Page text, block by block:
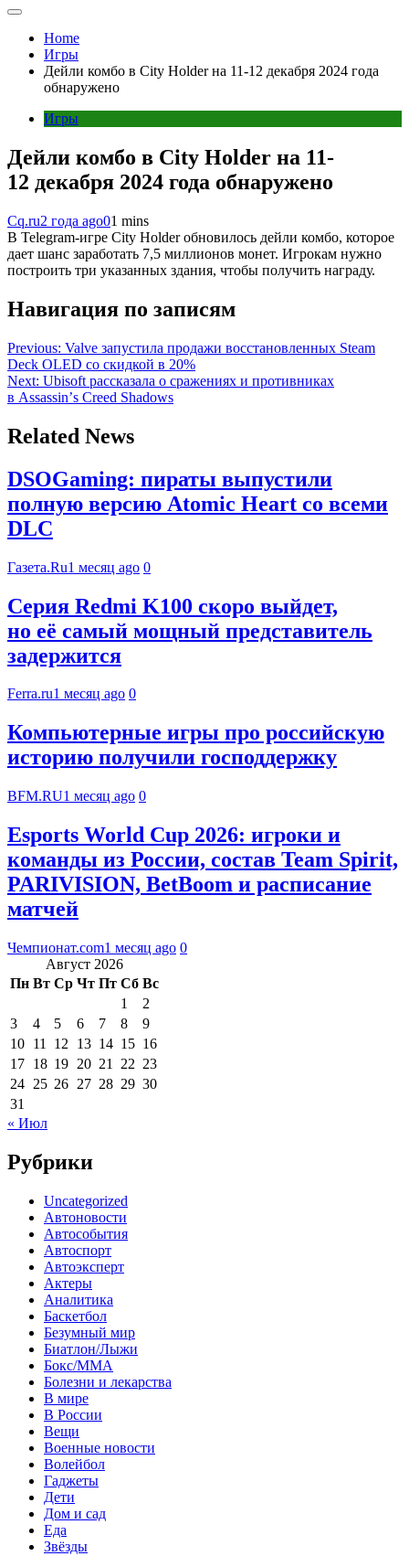
Home
Игры
Дейли комбо в City Holder на 11-12 декабря 2024 года
обнаружено
Игры
Дейли комбо в City Holder на 11-
12 декабря 2024 года обнаружено
Cq.ru2 года ago01 mins
В Telegram-игре City Holder обновилось дейли комбо, которое
дает шанс заработать 7,5 миллионов монет. Игрокам нужно
построить три указанных здания, чтобы получить награду.
Навигация по записям
Previous: Valve запустила продажи восстановленных Steam
Deck OLED со скидкой в 20%
Next: Ubisoft рассказала о сражениях и противниках
в Assassinʼs Creed Shadows
Related News
DSOGaming: пираты выпустили
полную версию Atomic Heart со всеми
DLC
Газета.Ru1 месяц ago 0
Серия Redmi K100 скоро выйдет,
но её самый мощный представитель
задержится
Ferra.ru1 месяц ago 0
Компьютерные игры про российскую
историю получили господдержку
BFM.RU1 месяц ago 0
Esports World Cup 2026: игроки и
команды из России, состав Team Spirit,
PARIVISION, BetBoom и расписание
матчей
Чемпионат.com1 месяц ago 0
Август 2026
Пн Вт Ср Чт Пт Сб Вс
1
2
3
4 5 6 7 8
9
10 11 12 13 14 15 16
17 18 19 20 21 22 23
24 25 26 27 28 29 30
31
« Июл
Рубрики
Uncategorized
Автоновости
Автособытия
Автоспорт
Автоэксперт
Актеры
Аналитика
Баскетбол
Безумный мир
Биатлон/Лыжи
Бокс/MMA
Болезни и лекарства
В мире
В России
Вещи
Военные новости
Волейбол
Гаджеты
Дети
Дом и сад
Еда
Звёзды